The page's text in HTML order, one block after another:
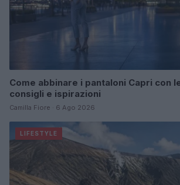
Come abbinare i pantaloni Capri con
consigli e ispirazioni
Camilla Fiore · 6 Ago 2026
LIFESTYLE